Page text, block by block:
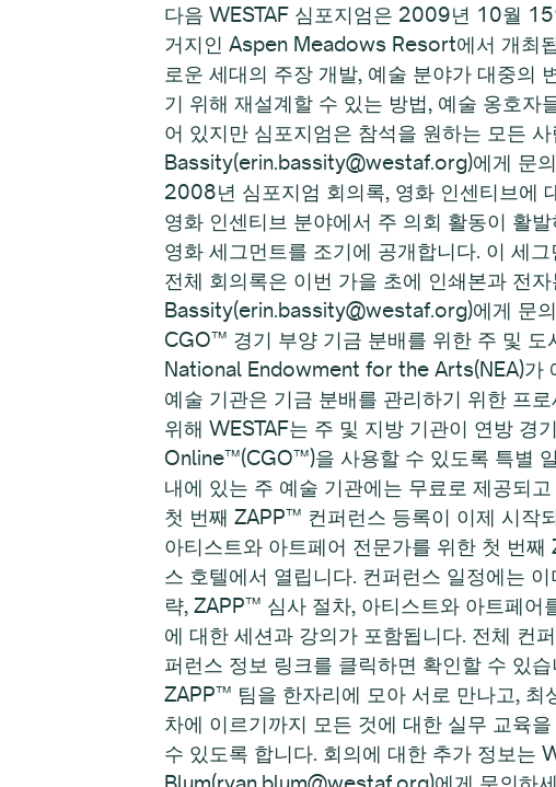
다음 WESTAF 심포지엄은 2009년 10월
거지인 Aspen Meadows Resort에서 개최
로운 세대의 주장 개발, 예술 분야가 대중의
기 위해 재설계할 수 있는 방법, 예술 옹호자
어 있지만 심포지엄은 참석을 원하는 모든
Bassity(erin.bassity@westaf.org)에게 문
2008년 심포지엄 회의록, 영화 인센티브에
영화 인센티브 분야에서 주 의회 활동이 활
영화 세그먼트를 조기에 공개합니다. 이 세
전체 회의록은 이번 가을 초에 인쇄본과 전
Bassity(erin.bassity@westaf.org)에게 문
CGO™ 경기 부양 기금 분배를 위한 주 및 도
National Endowment for the Arts(NEA)가
예술 기관은 기금 분배를 관리하기 위한 프
위해 WESTAF는 주 및 지방 기관이 연방
Online™(CGO™)을 사용할 수 있도록 특별
내에 있는 주 예술 기관에는 무료로 제공되
첫 번째 ZAPP™ 컨퍼런스 등록이 이제 시작
아티스트와 아트페어 전문가를 위한 첫 번
스 호텔에서 열립니다. 컨퍼런스 일정에는
략, ZAPP™ 심사 절차, 아티스트와 아트페
에 대한 세션과 강의가 포함됩니다. 전체
퍼런스 정보 링크를 클릭하면 확인할 수 있
ZAPP™ 팀을 한자리에 모아 서로 만나고,
차에 이르기까지 모든 것에 대한 실무 교육
수 있도록 합니다. 회의에 대한 추가 정보